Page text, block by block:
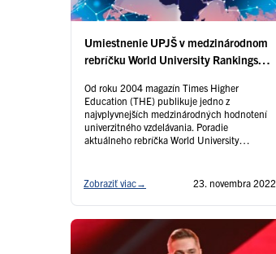
Umiestnenie UPJŠ v medzinárodnom
rebríčku World University Rankings
Od roku 2004 magazín Times Higher
Education (THE) publikuje jedno z
najvplyvnejších medzinárodných hodnotení
univerzitného vzdelávania. Poradie
aktuálneho rebríčka World University
hodnotenia univerzít, ktoré zahŕňa 1 799
univerzít v 104 krajinách a regiónoch.
Výkonnosť inštitúcií bola hodnotená v
štyroch oblastiach (výučba, výskum,
odovzdávanie vedomostí a …
Zobraziť viac→ 23. novembra 2022